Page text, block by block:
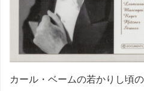
カール・ベームの若かりし頃